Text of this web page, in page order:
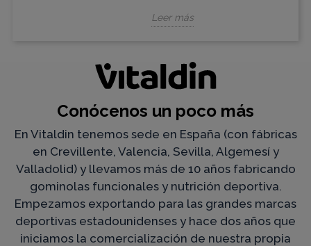
Leer más
Conócenos un poco más
En Vitaldin tenemos sede en España (con fábricas
en Crevillente, Valencia, Sevilla, Algemesí y
Valladolid) y llevamos más de 10 años fabricando
gominolas funcionales y nutrición deportiva.
Empezamos exportando para las grandes marcas
deportivas estadounidenses y hace dos años que
iniciamos la comercialización de nuestra propia